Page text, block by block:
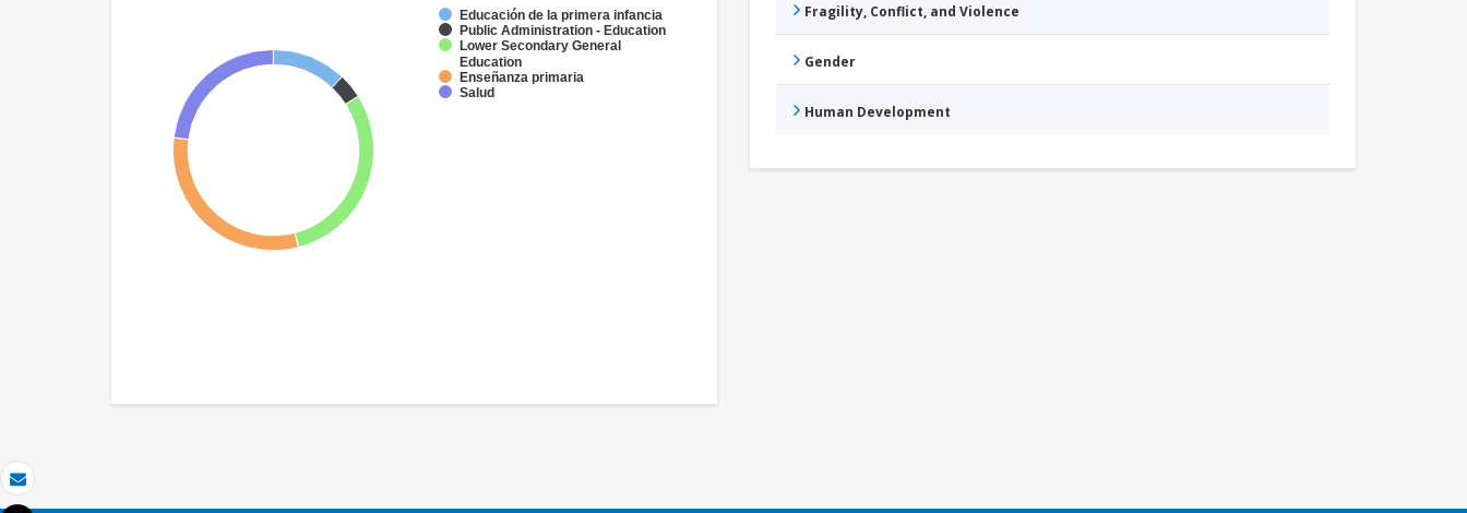
Correo electrónico
Educación de la primera infancia
Public Administration - Education
Lower Secondary General
Education
Enseñanza primaria
Salud
Fragility, Conflict, and Violence
Gender
Human Development